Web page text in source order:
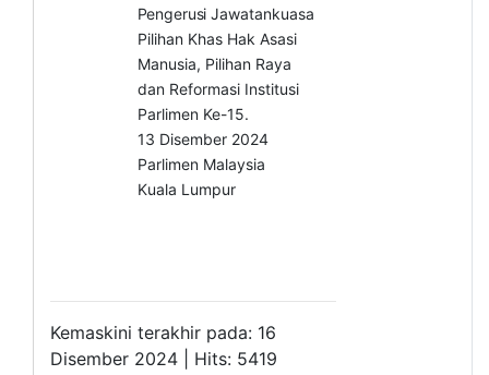
PengerusiJawatankuasa
Pilihan Khas Hak Asasi
Manusia, Pilihan Raya
dan Reformasi Institusi
Parlimen Ke-15.
13 Disember 2024
Parlimen Malaysia
Kuala Lumpur
Kemaskini terakhir pada: 16
Disember 2024 | Hits: 5419